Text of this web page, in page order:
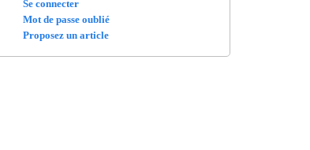
Se connecter
Mot de passe oublié
Proposez un article